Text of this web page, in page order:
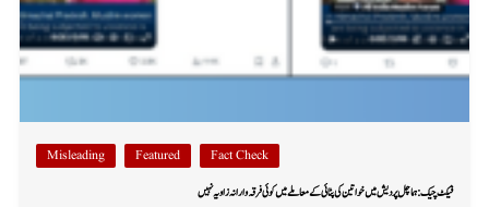
Fact Check
Featured
Misleading
فیکٹ چیک: ہماچل پردیش میں خواتین کی پٹائی کے معاملے میں کوئی فرقہ وارانہ زاویہ نہیں